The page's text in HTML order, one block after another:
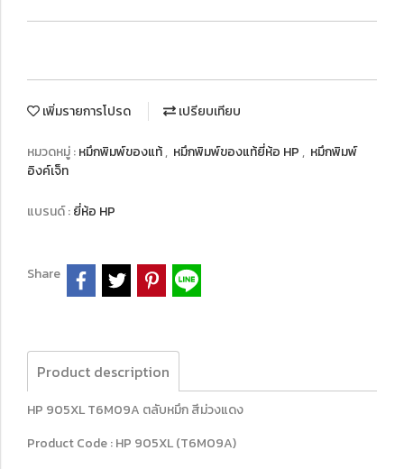
เพิ่มรายการโปรด เปรียบเทียบ
หมวดหมู่ :หมึกพิมพ์ของแท้, หมึกพิมพ์ของแท้ยี่ห้อ HP , หมึกพิมพ์
อิงค์เจ็ท
แบรนด์ :ยี่ห้อ HP
Share
Product description
HP 905XL T6M09A ตลับหมึก สีม่วงแดง
Product Code : HP 905XL (T6M09A)